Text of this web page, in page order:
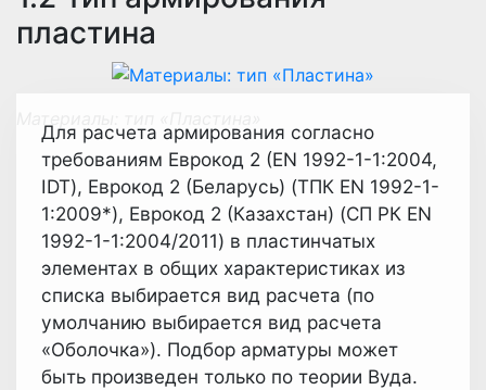
пластина
Для расчета армирования согласно
требованиям Еврокод 2 (EN 1992-1-1:2004,
IDT), Еврокод 2 (Беларусь) (ТПК EN 1992-1-
1:2009*), Еврокод 2 (Казахстан) (СП РК EN
1992-1-1:2004/2011) в пластинчатых
элементах в общих характеристиках из
списка выбирается вид расчета (по
умолчанию выбирается вид расчета
«Оболочка»). Подбор арматуры может
быть произведен только по теории Вуда.